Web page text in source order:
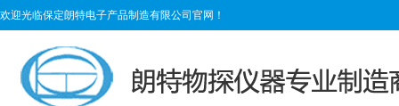
欢迎光临保定朗特电子产品制造有限公司官网！